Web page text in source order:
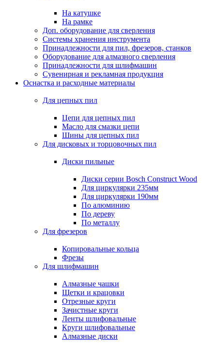
На катушке
На рамке
Доп. оборудование для сверления
Системы хранения инструмента
Принадлежности для пил, фрезеров, станков
Оборудование для алмазного сверления
Принадлежности для шлифмашин
Сувенирная и рекламная продукция
Оснастка и расходные материалы
Для цепных пил
Цепи для цепных пил
Масло для смазки цепи
Шины для цепных пил
Для дисковых и торцовочных пил
Диски пильные
Диски серии Bosch Construct Wood
Для циркулярки 235мм
Для циркулярки 190мм
По алюминию
По дереву
По металлу
Для фрезеров
Копировальные кольца
Фрезы
Для шлифмашин
Алмазные чашки
Щетки и крацовки
Отрезные круги
Зачистные круги
Ленты шлифовальные
Круги шлифовальные
Алмазные диски